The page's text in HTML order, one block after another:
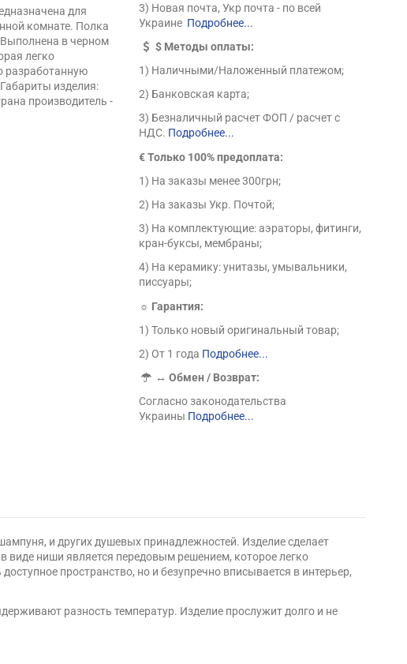
для
комнате. Полка
в черном
легко
разработанную
изделия:
производитель -
3) Новая почта, Укр почта - по всей
Украине Подробнее...
$ Методы оплаты:
1) Наличными/Наложенный платежом;
2) Банковская карта;
3) Безналичный расчет ФОП / расчет с
НДС. Подробнее...
€ Только 100% предоплата:
1) На заказы менее 300грн;
2) На заказы Укр. Почтой;
3) На комплектующие: аэраторы, фитинги,
кран-буксы, мембраны;
4) На керамику: унитазы, умывальники,
писсуары;
☼ Гарантия:
1) Только новый оригинальный товар;
2) От 1 года Подробнее...
↔Обмен / Возврат:
Согласно законодательства
Украины Подробнее...
и других душевых принадлежностей. Изделие сделает
виде ниши является передовым решением, которое легко
пространство, но и безупречно вписывается в интерьер,
разность температур. Изделие прослужит долго и не